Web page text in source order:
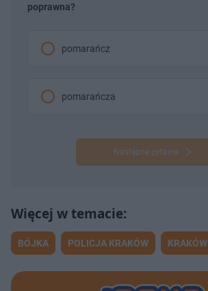
poprawna?
pomarańcz
pomarańcza
Następne pytanie
BÓJKA POLICJA KRAKÓW KRAKÓW